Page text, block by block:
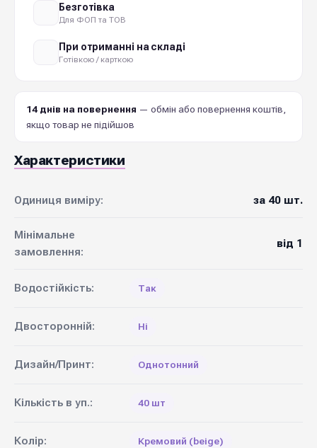
Безготівка
Для ФОП та ТОВ
При отриманні на складі
Готівкою / карткою
14 днів на повернення — обмін або повернення коштів,
якщо товар не підійшов
Характеристики
Одиниця виміру: за 40 шт.
Мінімальне
замовлення:
від 1
Водостійкість: Так
Двосторонній: Ні
Дизайн/Принт: Однотонний
Кількість в уп.: 40 шт
Колір: Кремовий (beige)